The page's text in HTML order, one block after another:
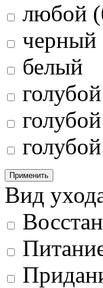
любой
черный
белый
голубой
голубой
голубой
Применить
Вид